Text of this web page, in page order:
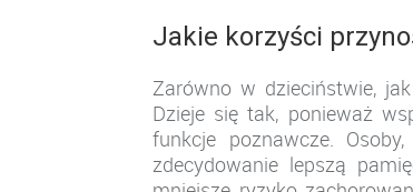
Jakie korzyści
Zarówno w dzieciństwie,
Dzieje się tak, ponieważ
funkcje poznawcze.
zdecydowanie lepszą